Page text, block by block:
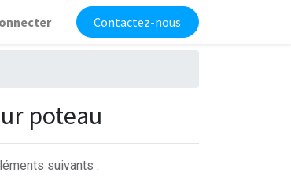
Contactez-nous
poteau
suivants :